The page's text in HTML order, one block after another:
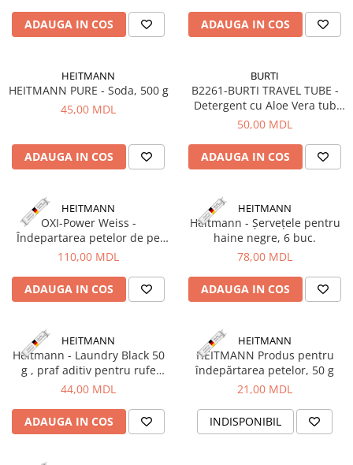
Accesorii
ADAUGA IN COS ADAUGA IN COS
HEITMANN
HEITMANN PURE - Soda, 500 g
45,00 MDL
ADAUGA IN COS
BURTI
B2261-BURTI TRAVEL TUBE -
Detergent cu Aloe Vera tub
150ml
50,00 MDL
ADAUGA IN COS
HEITMANN
OXI-Power Weiss -
Îndepartarea petelor de pe
rufe albe pe baza de oxigen
110,00 MDL
ADAUGA IN COS
HEITMANN
Heitmann - Șervețele pentru
haine negre, 6 buc.
78,00 MDL
ADAUGA IN COS
HEITMANN
Heitmann - Laundry Black 50
g , praf aditiv pentru rufe
negre
44,00 MDL
ADAUGA IN COS
HEITMANN
HEITMANN Produs pentru
îndepărtarea petelor, 50 g
21,00 MDL
INDISPONIBIL